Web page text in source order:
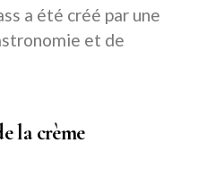
a été créé par une
et de
la crème